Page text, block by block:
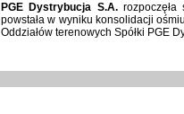
PGE Dystrybucja S.A.rozpoczęła
powstała w wyniku konsolidacji
Oddziałów terenowych Spółki PGE